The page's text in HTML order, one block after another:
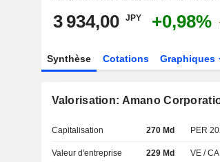
3 934,00 JPY +0,98%
Synthèse Cotations Graphiques
Valorisation: Amano
Capitalisation 270 Md PER
Valeur d'entreprise 229 Md VE /